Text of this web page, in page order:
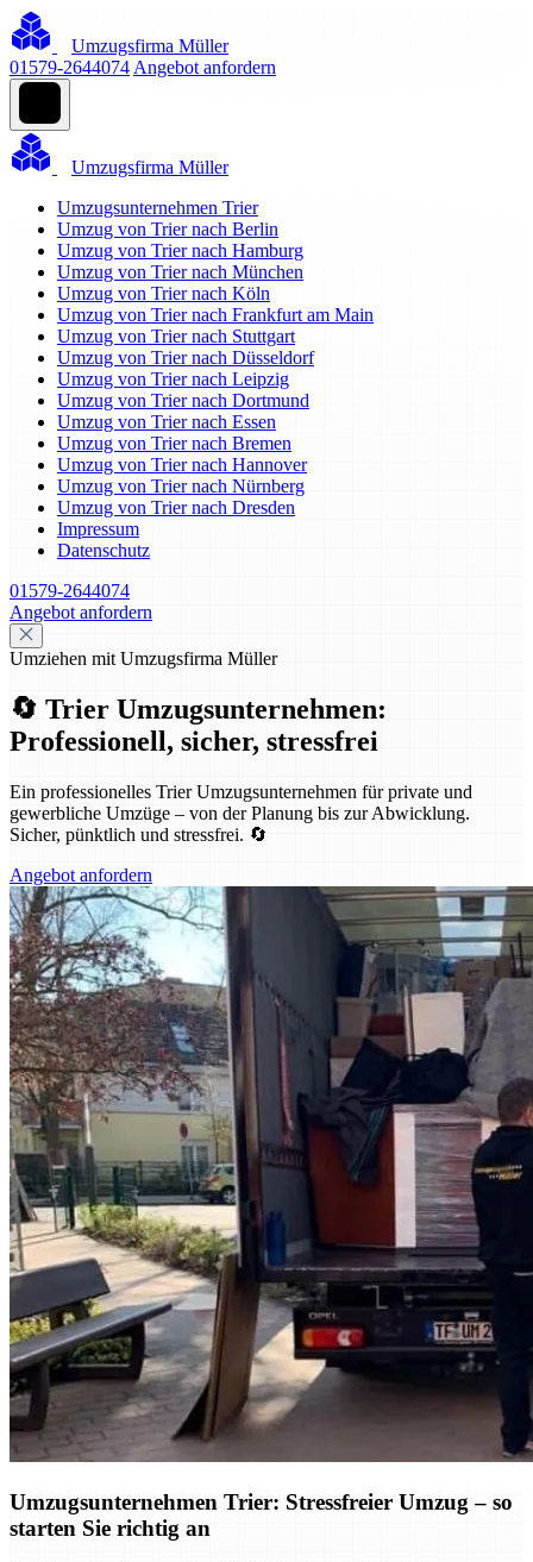
Umzugsfirma Müller
01579-2644074 Angebot anfordern
Umzugsfirma Müller
Umzugsunternehmen Trier
Umzug von Trier nach Berlin
Umzug von Trier nach Hamburg
Umzug von Trier nach München
Umzug von Trier nach Köln
Umzug von Trier nach Frankfurt am Main
Umzug von Trier nach Stuttgart
Umzug von Trier nach Düsseldorf
Umzug von Trier nach Leipzig
Umzug von Trier nach Dortmund
Umzug von Trier nach Essen
Umzug von Trier nach Bremen
Umzug von Trier nach Hannover
Umzug von Trier nach Nürnberg
Umzug von Trier nach Dresden
Impressum
Datenschutz
01579-2644074
Angebot anfordern
Umziehen mit Umzugsfirma Müller
🔄 Trier Umzugsunternehmen:
Professionell, sicher, stressfrei
Ein professionelles Trier Umzugsunternehmen für private und
gewerbliche Umzüge – von der Planung bis zur Abwicklung.
Sicher, pünktlich und stressfrei. 🔄
Angebot anfordern
Umzugsunternehmen Trier: Stressfreier Umzug – so
starten Sie richtig an